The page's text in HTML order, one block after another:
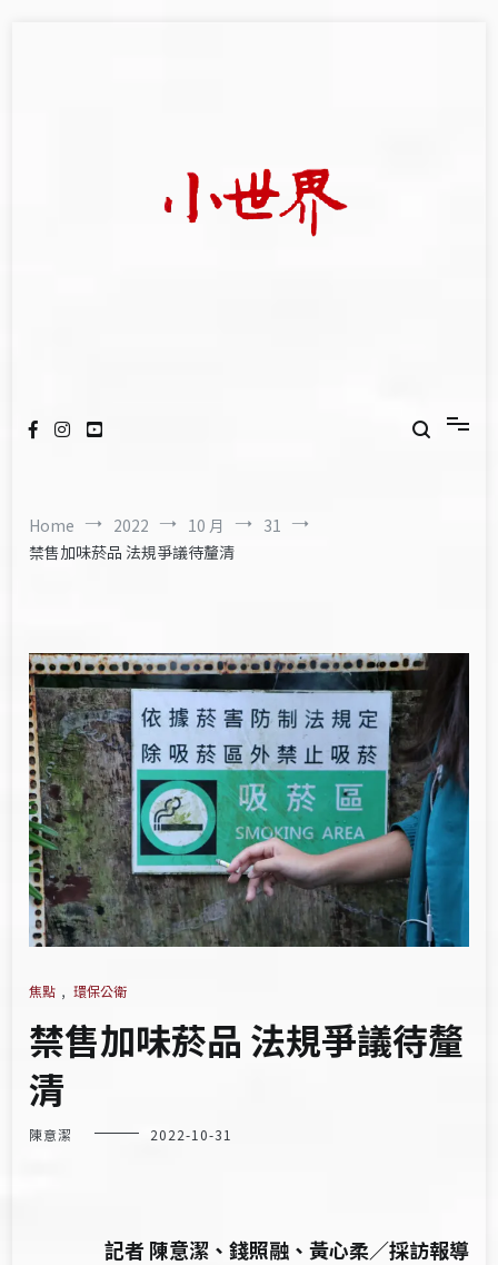
Home 2022 10 月
31
禁售加味菸品 法規爭議待釐清
焦點 , 環保公衛
禁售加味菸品 法規爭議待釐
清
陳意潔 2022-10-31
記者 陳意潔、錢照融、黃心柔／採訪報導